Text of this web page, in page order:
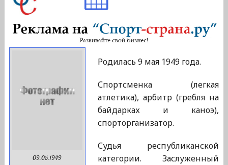
09.05.1949
Родилась 9 мая 1949 года.
Спортсменка (легкая
атлетика), арбитр (гребля на
байдарках и каноэ),
спорторганизатор.
Судья республиканской
категории. Заслуженный